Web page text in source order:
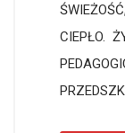
CIEPŁO.